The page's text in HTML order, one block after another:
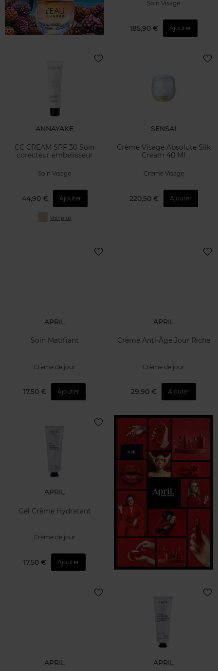
Soin Visage
185,90 € Ajouter
ANNAYAKE
CC CREAM SPF 30 Soin
corecteur embelisseur
Soin Visage
44,90 € Ajouter
Voir plus
SENSAI
Crème Visage Absolute Silk
Cream 40 Ml
Crème Visage
220,50 € Ajouter
APRIL
Soin Matifiant
Crème de jour
17,50 € Ajouter
APRIL
Crème Anti-Âge Jour Riche
Crème de jour
29,90 € Ajouter
APRIL
Gel Crème Hydratant
Crème de jour
17,50 € Ajouter
APRIL APRIL